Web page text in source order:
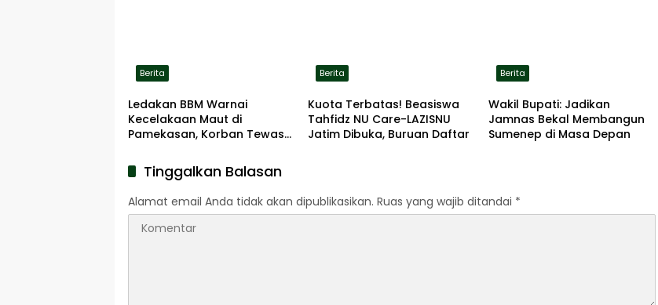
Berita
Ledakan BBM Warnai
Kecelakaan Maut di
Pamekasan, Korban Tewas
Berita
Kuota Terbatas! Beasiswa
Tahfidz NU Care-LAZISNU
Jatim Dibuka, Buruan Daftar
Berita
Wakil Bupati: Jadikan
Jamnas Bekal Membangun
Sumenep di Masa Depan
Tinggalkan Balasan
Alamat email Anda tidak akan dipublikasikan. Ruas yang wajib ditandai *